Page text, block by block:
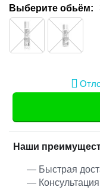
Выберите обьём:
Наши
— Быстрая
—